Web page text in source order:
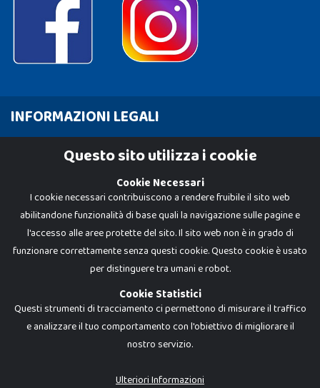
INFORMAZIONI LEGALI
Cookie Policy
Dadi e Mattoncini è un brand di Giocabene Srl. Ogni riproduzione o utilizzo non
I prezzi e le promozioni pubblicate potrebbero differire da quanto esposto in
Questo sito utilizza i cookie
Cookie Necessari
I cookie necessari contribuiscono a rendere fruibile il sito web
abilitandone funzionalità di base quali la navigazione sulle pagine e
l'accesso alle aree protette del sito. Il sito web non è in grado di
funzionare correttamente senza questi cookie. Questo cookie è usato
per distinguere tra umani e robot.
Cookie Statistici
Questi strumenti di tracciamento ci permettono di misurare il traffico
e analizzare il tuo comportamento con l'obiettivo di migliorare il
nostro servizio.
Ulteriori Informazioni